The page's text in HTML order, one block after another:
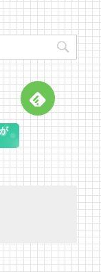
ー
ー
！南房総のお